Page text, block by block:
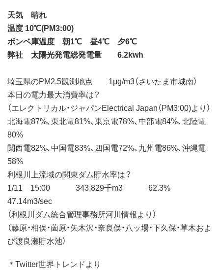
天気 晴れ
温度 10℃(PM3:00)
ボンベ庫温度 朝1℃ 昼4℃ 夕6℃
弊社 太陽光発電総発電量 6.2kwh
埼玉県のPM2.5観測地点 1μg/m3（さいたま市城南）
本日の電力最大消費率は？
（エレクトリカル・ジャパンElectrical Japan（PM3:00)より）
北海電87%、東北電81%、東京電78%、中部電84%、北陸電
80%
関西電82%、中国電83%、四国電72%、九州電86%、沖縄電
58%
利根川上流域の関東ダム貯水率は？
1/11 15:00 343,829千m3 62.3%
47.14m3/sec
（利根川ダム統合管理事務所河川情報より）
（藤原・相俣・薗原・矢木沢・奈良俣・八ッ場・下久保・草木およ
び渡良瀬貯水池）
＊Twitter世界トレンドより